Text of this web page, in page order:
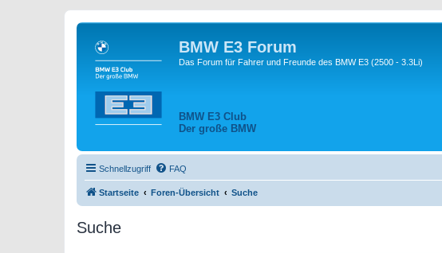
BMW E3 Forum
Das Forum für Fahrer und Freunde des BMW E3 (2500 - 3.3Li)
BMW E3 Club
Der große BMW
Schnellzugriff FAQ
Startseite Foren-Übersicht Suche
Suche